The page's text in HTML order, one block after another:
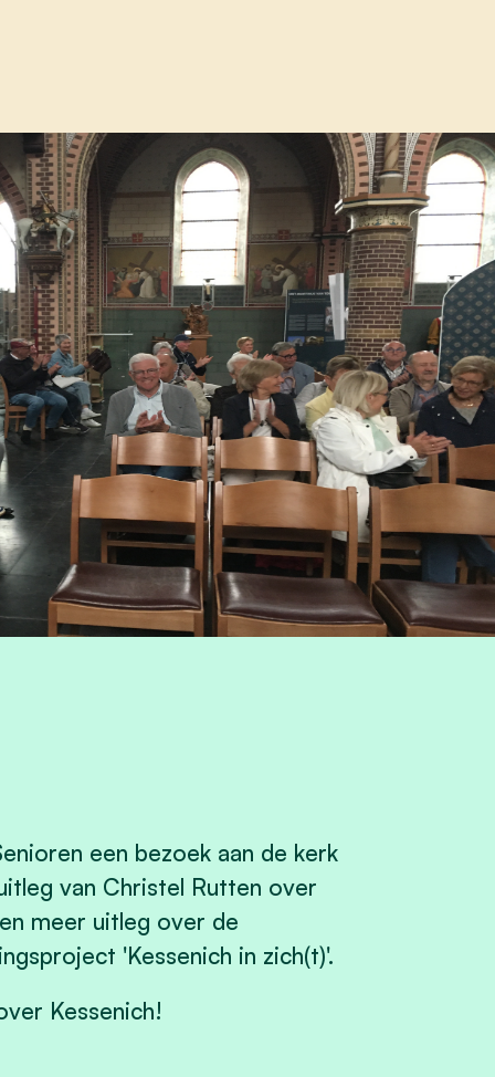
een bezoek aan de kerk
van Christel Rutten over
meer uitleg over de
'Kessenich in zich(t)'.
Kessenich!